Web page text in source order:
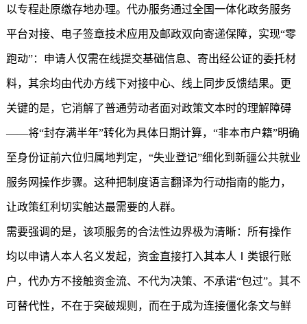
以专程赴原缴存地办理。代办服务通过全国一体化政务服务
平台对接、电子签章技术应用及邮政双向寄递保障，实现“零
跑动”：申请人仅需在线提交基础信息、寄出经公证的委托材
料，其余均由代办方线下对接中心、线上同步反馈结果。更
关键的是，它消解了普通劳动者面对政策文本时的理解障碍
——将“封存满半年”转化为具体日期计算，“非本市户籍”明确
至身份证前六位归属地判定，“失业登记”细化到新疆公共就业
服务网操作步骤。这种把制度语言翻译为行动指南的能力，
让政策红利切实触达最需要的人群。
需要强调的是，该项服务的合法性边界极为清晰：所有操作
均以申请人本人名义发起，资金直接打入其本人Ⅰ类银行账
户，代办方不接触资金流、不代为决策、不承诺“包过”。其不
可替代性，不在于突破规则，而在于成为连接僵化条文与鲜